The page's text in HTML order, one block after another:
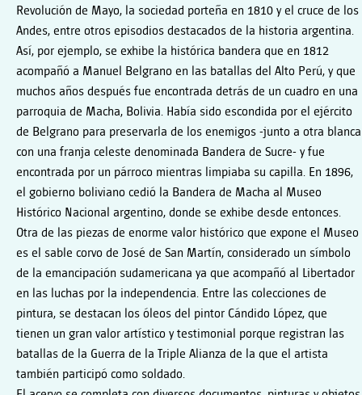
Revolución de Mayo, la sociedad porteña en 1810 y el cruce de los
Andes, entre otros episodios destacados de la historia argentina.
Así, por ejemplo, se exhibe la histórica bandera que en 1812
acompañó a Manuel Belgrano en las batallas del Alto Perú, y que
muchos años después fue encontrada detrás de un cuadro en una
parroquia de Macha, Bolivia. Había sido escondida por el ejército
de Belgrano para preservarla de los enemigos -junto a otra blanca
con una franja celeste denominada Bandera de Sucre- y fue
encontrada por un párroco mientras limpiaba su capilla. En 1896,
el gobierno boliviano cedió la Bandera de Macha al Museo
Histórico Nacional argentino, donde se exhibe desde entonces.
Otra de las piezas de enorme valor histórico que expone el Museo
es el sable corvo de José de San Martín, considerado un símbolo
de la emancipación sudamericana ya que acompañó al Libertador
en las luchas por la independencia. Entre las colecciones de
pintura, se destacan los óleos del pintor Cándido López, que
tienen un gran valor artístico y testimonial porque registran las
batallas de la Guerra de la Triple Alianza de la que el artista
también participó como soldado.